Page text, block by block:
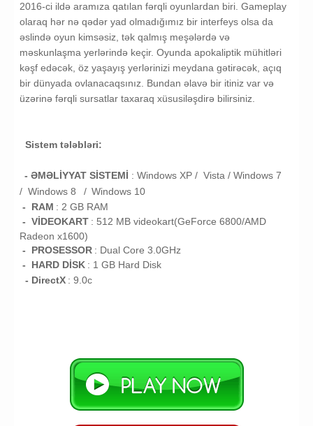
2016-ci ildə aramıza qatılan fərqli oyunlardan biri. Gameplay
olaraq hər nə qədər yad olmadığımız bir interfeys olsa da
əslində oyun kimsəsiz, tək qalmış meşələrdə və
məskunlaşma yerlərində keçir. Oyunda apokaliptik mühitləri
kəşf edəcək, öz yaşayış yerlərinizi meydana gətirəcək, açıq
bir dünyada ovlanacaqsınız. Bundan əlavə bir itiniz var və
üzərinə fərqli sursatlar taxaraq xüsusiləşdirə bilirsiniz.
Sistem tələbləri:
- ƏMƏLİYYAT SİSTEMİ : Windows XP / Vista / Windows 7
/ Windows 8 / Windows 10
- RAM : 2 GB RAM
- VİDEOKART : 512 MB videokart(GeForce 6800/AMD
Radeon x1600)
- PROSESSOR : Dual Core 3.0GHz
- HARD DİSK : 1 GB Hard Disk
- DirectX : 9.0c